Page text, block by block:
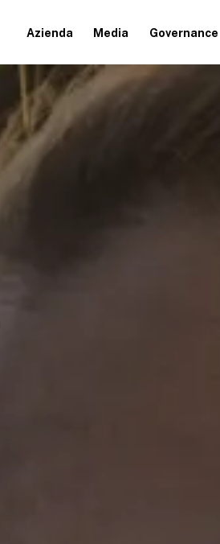
Azienda Media Governance